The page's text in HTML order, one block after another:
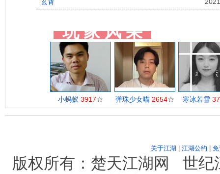
玩 家 风 采
小蚂蚁 3917☆ 弹珠少女喵 2654☆ 寒冰若雪
关于江湖 江湖公约
版权所有：楚天江湖网 世